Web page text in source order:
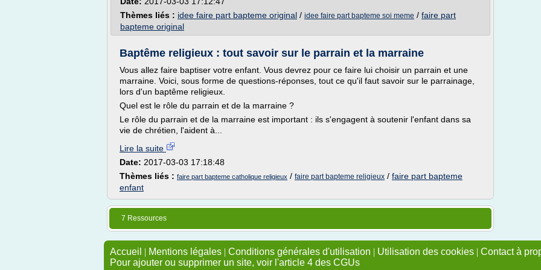
Thèmes liés : idee faire part bapteme original / idee faire part bapteme soi meme / faire part
bapteme original
Baptême religieux : tout savoir sur le parrain et la marraine
Vous allez faire baptiser votre enfant. Vous devrez pour ce faire lui choisir un parrain et une
marraine. Voici, sous forme de questions-réponses, tout ce qu'il faut savoir sur le parrainage,
lors d'un baptême religieux.
Quel est le rôle du parrain et de la marraine ?
Le rôle du parrain et de la marraine est important : ils s'engagent à soutenir l'enfant dans sa
vie de chrétien, l'aident à...
Lire la suite
Date: 2017-03-03 17:18:48
Thèmes liés : faire part bapteme catholique religieux / faire part bapteme religieux / faire part bapteme
enfant
7 Ressources
Accueil | Mentions légales | Conditions générales d'utilisation | Utilisation des cookies | Contact à
Pour ajouter ou supprimer un site, voir l'article 4 des CGUs